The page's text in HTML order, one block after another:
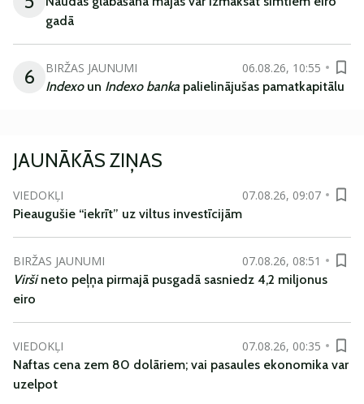
gadā
6 BIRŽAS JAUNUMI
06.08.26, 10:55
Indexoun Indexo banka palielinājušas pamatkapitālu
JAUNĀKĀS ZIŅAS
VIEDOKĻI
07.08.26, 09:07
Pieaugušie “iekrīt” uz viltus investīcijām
BIRŽAS JAUNUMI
07.08.26, 08:51
Viršineto peļņa pirmajā pusgadā sasniedz 4,2 miljonus
eiro
VIEDOKĻI
07.08.26, 00:35
Naftas cena zem 80 dolāriem; vai pasaules ekonomika var
uzelpot